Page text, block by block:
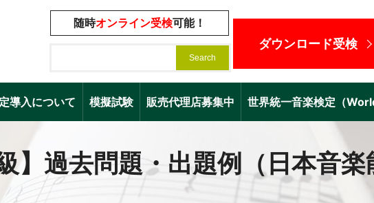
随時オンライン受検可能！
ダウンロード受検
導入について 模擬試験 販売代理店募集中 世界統一音楽検定（
】過去問題・出題例（日本音楽